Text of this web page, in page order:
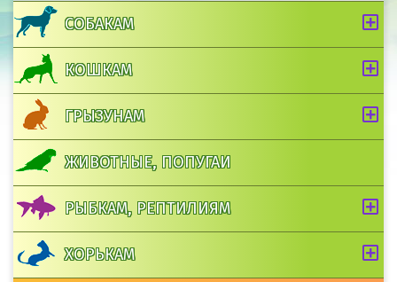
СОБАКАМ
КОШКАМ
ГРЫЗУНАМ
ЖИВОТНЫЕ, ПОПУГАИ
РЫБКАМ, РЕПТИЛИЯМ
ХОРЬКАМ